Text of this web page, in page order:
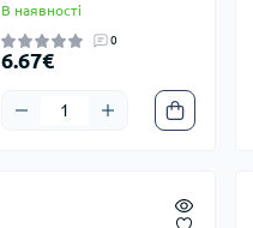
В наявності
0
6.67€